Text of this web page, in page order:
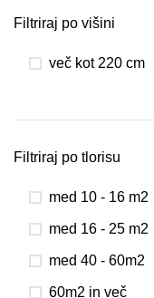
Filtriraj po višini
več kot 220 cm
Filtriraj po tlorisu
med 10 - 16 m2
med 16 - 25 m2
med 40 - 60m2
60m2 in več